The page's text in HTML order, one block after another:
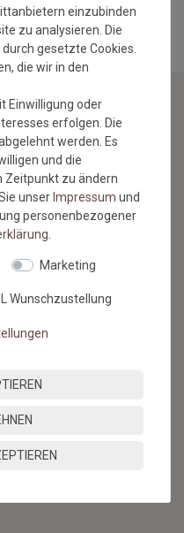
aktuellen Angeboten
Produkten als
NACHNAME
es sich um ein Pflichtfeld.
Sie sich damit
einzubinden
zu analysieren. Die
gesetzte Cookies.
die wir in den
Einwilligung oder
erfolgen. Die
werden. Es
und die
Zeitpunkt zu ändern
unserImpressum und
personenbezogener
Marketing
Wunschzustellung